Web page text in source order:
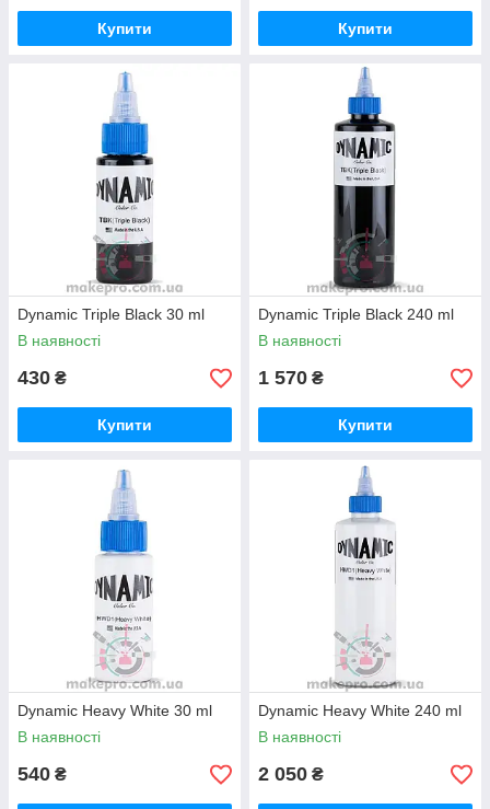
Купити Купити
Dynamic Triple Black 30 ml
В наявності
430 ₴
Купити
Dynamic Triple Black 240 ml
В наявності
1 570 ₴
Купити
Dynamic Heavy White 30 ml
В наявності
540 ₴
Dynamic Heavy White 240 ml
В наявності
2 050 ₴